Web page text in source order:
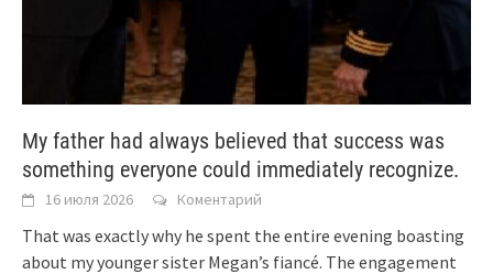
My father had always believed that success was
something everyone could immediately recognize.
16 июля 2026 Коментарий
That was exactly why he spent the entire evening boasting
about my younger sister Megan’s fiancé. The engagement